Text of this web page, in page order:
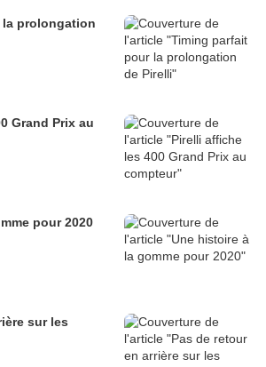
prolongation
Grand Prix au
pour 2020
sur les